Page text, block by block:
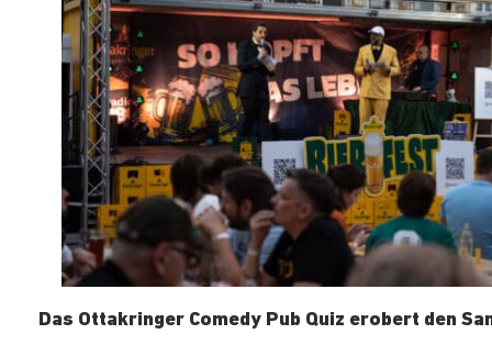
Das Ottakringer Comedy Pub Quiz erobert den